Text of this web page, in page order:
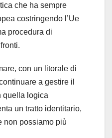
che ha sempre
costringendo l’Ue
procedura di
con un litorale di
a gestire il
quella logica
un tratto identitario,
non possiamo più